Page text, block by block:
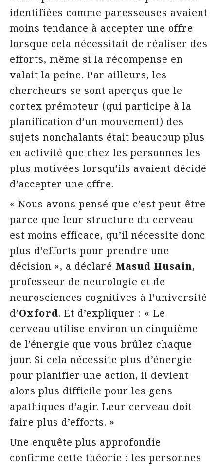
identifiées comme paresseuses avaient
moins tendance à accepter une offre
lorsque cela nécessitait de réaliser des
efforts, même si la récompense en
valait la peine. Par ailleurs, les
chercheurs se sont aperçus que le
cortex prémoteur (qui participe à la
planification d’un mouvement) des
sujets nonchalants était beaucoup plus
en activité que chez les personnes les
plus motivées lorsqu’ils avaient décidé
d’accepter une offre.
« Nous avons pensé que c’est peut-être
parce que leur structure du cerveau
est moins efficace, qu’il nécessite donc
plus d’efforts pour prendre une
décision », a déclaré Masud Husain,
professeur de neurologie et de
neurosciences cognitives à l’université
d’Oxford. Et d’expliquer : « Le
cerveau utilise environ un cinquième
de l’énergie que vous brûlez chaque
jour. Si cela nécessite plus d’énergie
pour planifier une action, il devient
alors plus difficile pour les gens
apathiques d’agir. Leur cerveau doit
faire plus d’efforts. »
Une enquête plus approfondie
confirme cette théorie : les personnes